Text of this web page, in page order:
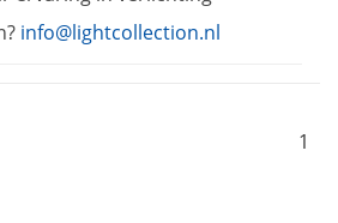
info@lightcollection.nl
1